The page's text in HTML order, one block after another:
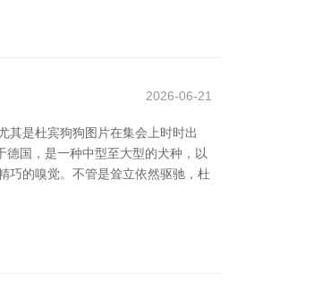
2026-06-21
其是杜宾狗狗图片在集会上时时出
德国，是一种中型至大型的犬种，以
巧的嗅觉。不管是耸立依然驱驰，杜